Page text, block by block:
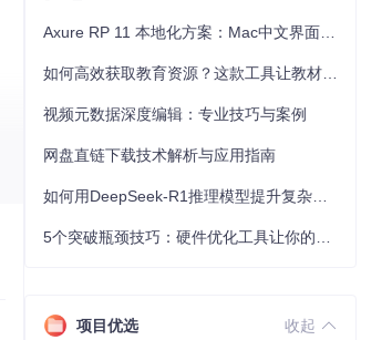
视频元数据深度编辑：专业技巧与案例
网盘直链下载技术解析与应用指南
项目优选 收起